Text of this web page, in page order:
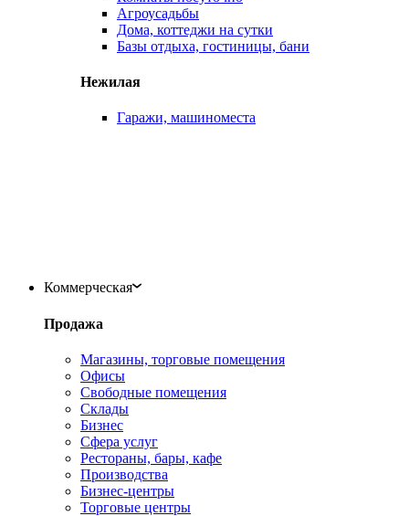
Агроусадьбы
Дома, коттеджи на сутки
Базы отдыха, гостиницы, бани
Нежилая
Гаражи, машиноместа
Коммерческая
Продажа
Магазины, торговые помещения
Офисы
Свободные помещения
Склады
Бизнес
Сфера услуг
Рестораны, бары, кафе
Производства
Бизнес-центры
Торговые центры